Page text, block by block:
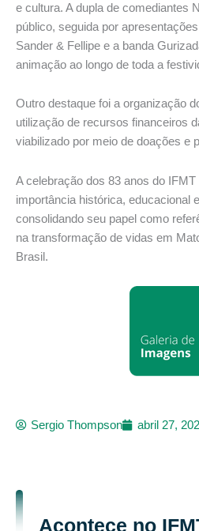
e cultura. A dupla de comediantes
público, seguida por
Sander & Fellipe e a banda
animação ao longo de toda a
Outro destaque foi a organização
utilização de recursos financeiros
viabilizado por meio de doações e
A celebração dos 83 anos do
importância histórica, educacional
consolidando seu papel como
na transformação de vidas em
Brasil.
Sergio Thompson abril 27,
Acontece no